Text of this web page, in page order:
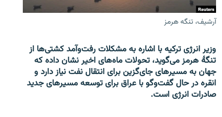
آرشیف، تنگه هرمز
وزیر انرژی ترکیه با اشاره به مشکلات رفت‌وآمد کشتی‌ها از
تنگۀ هرمز می‌گوید، تحولات ماه‌های اخیر نشان داده که
جهان به مسیرهای جای‌گزین برای انتقال نفت نیاز دارد و
انقره در حال گفت‌وگو با عراق برای توسعه مسیرهای جدید
صادرات انرژی است.